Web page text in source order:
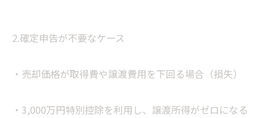
2.確定申告が不要なケース
・売却価格が取得費や譲渡費用を下回る場合（損失）
・3,000万円特別控除を利用し、譲渡所得がゼロになる